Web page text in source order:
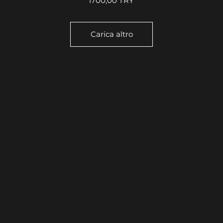
Carica altro